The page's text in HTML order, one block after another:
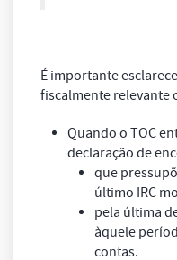
É importante
fiscalmente relevante
Quando o TOC
declaração de
que
último IRC
pela última
àquele
contas.